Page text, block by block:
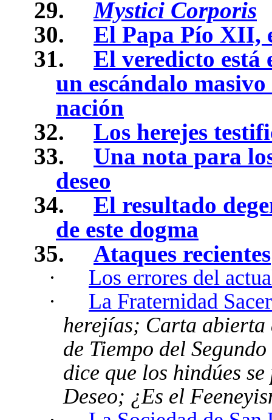
29.
Mystici Corporis
30.
El Papa Pío XII,
31.
El veredicto está
un escándalo
nación
32.
Los herejes
33.
Una nota para
deseo
34.
El resultado
de este dogma
35.
Ataques recientes
·
Los errores del
·
La Fraternidad
herejías; Carta abierta
de Tiempo del
dice que los hindúes
Deseo; ¿Es el